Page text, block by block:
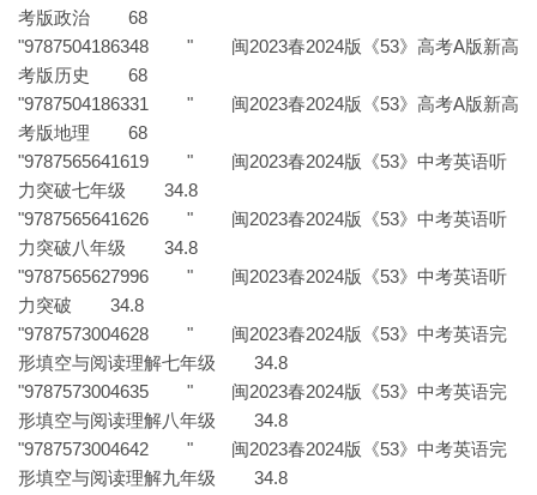
考版政治 68
"9787504186348 " 闽2023春2024版《53》高考A版新高
考版历史 68
"9787504186331 " 闽2023春2024版《53》高考A版新高
考版地理 68
"9787565641619 " 闽2023春2024版《53》中考英语听
力突破七年级 34.8
"9787565641626 " 闽2023春2024版《53》中考英语听
力突破八年级 34.8
"9787565627996 " 闽2023春2024版《53》中考英语听
力突破 34.8
"9787573004628 " 闽2023春2024版《53》中考英语完
形填空与阅读理解七年级 34.8
"9787573004635 " 闽2023春2024版《53》中考英语完
形填空与阅读理解八年级 34.8
"9787573004642 " 闽2023春2024版《53》中考英语完
形填空与阅读理解九年级 34.8